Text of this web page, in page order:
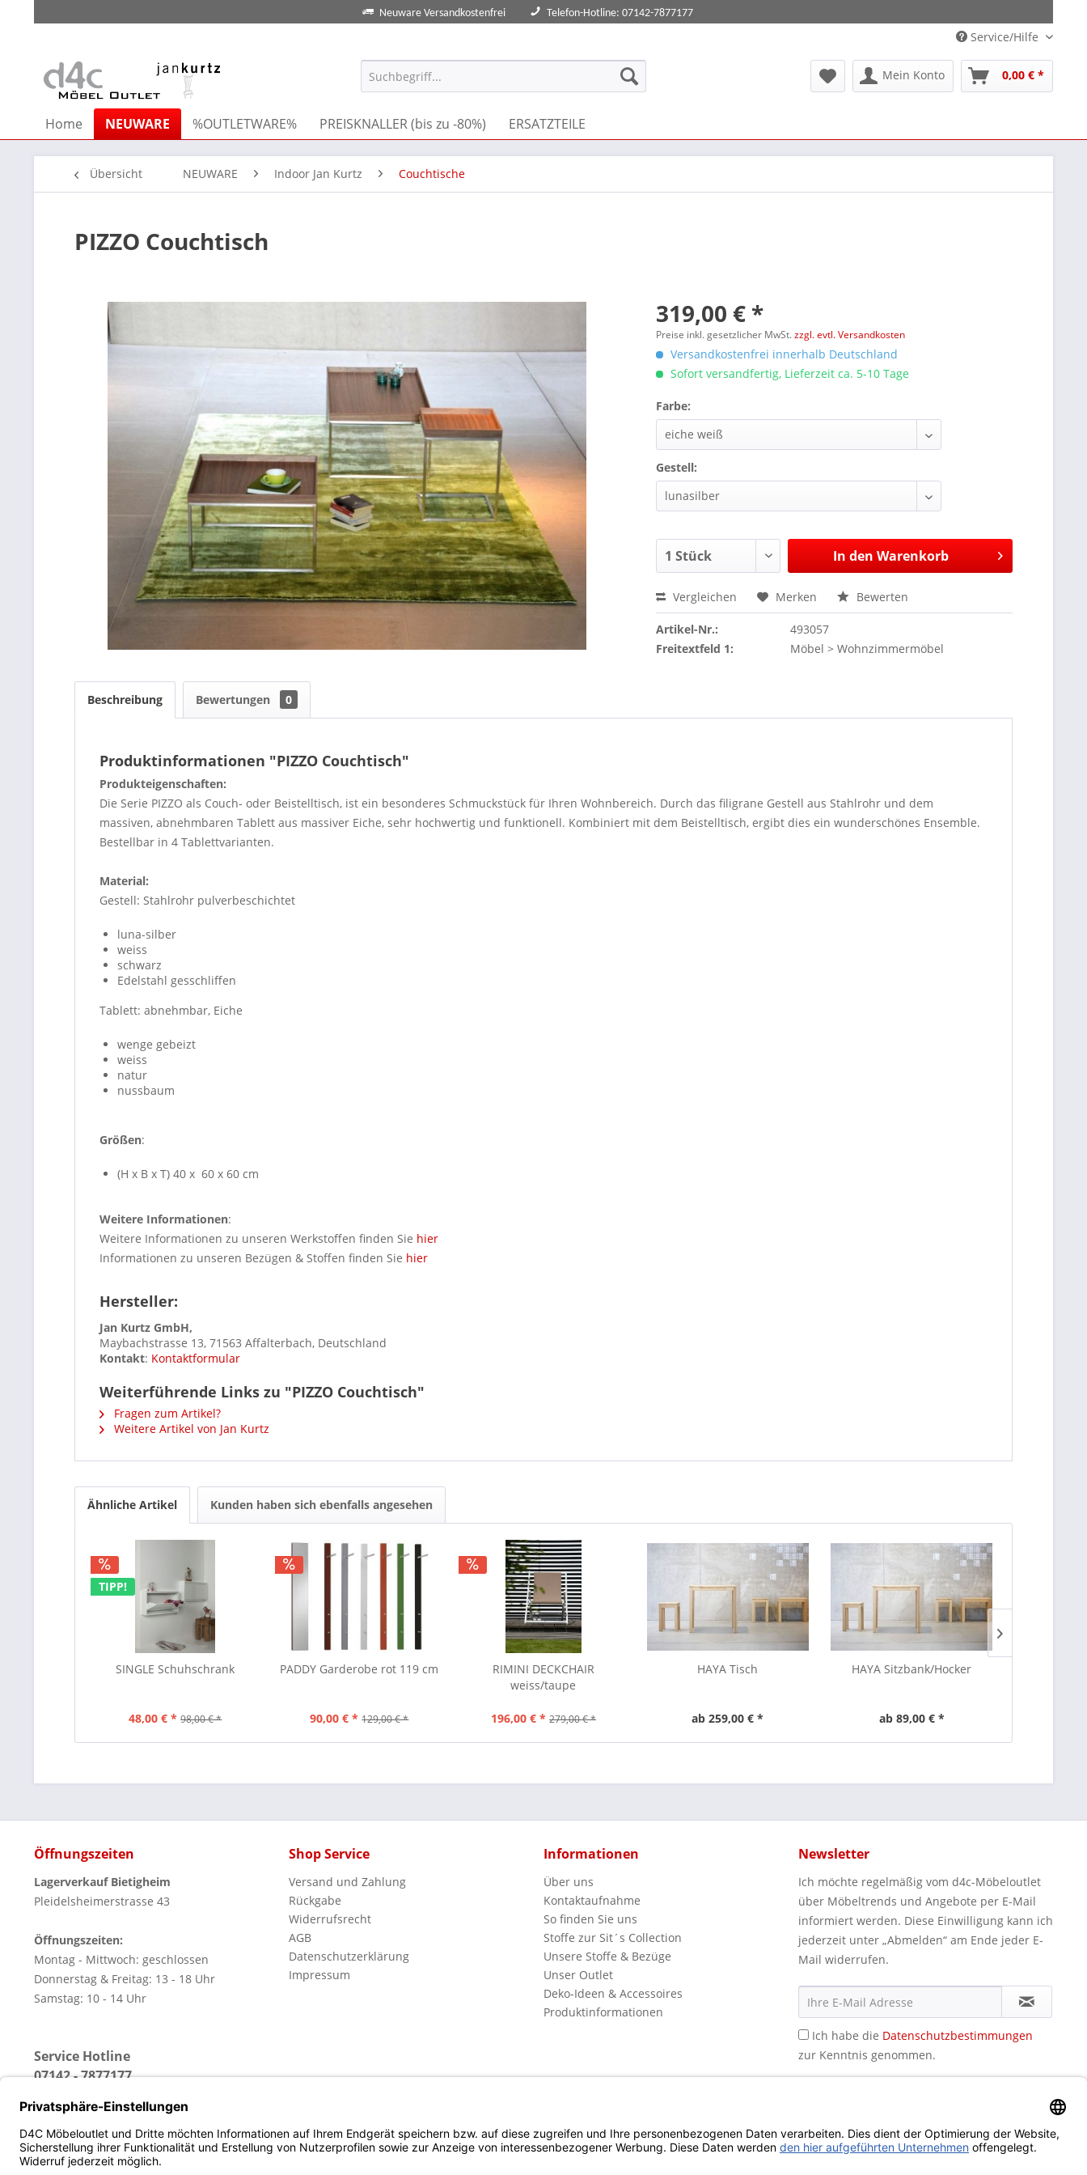
Neuware Versandkostenfrei Telefon-Hotline: 07142-7877177
Service/Hilfe
Mein Konto 0,00 € *
Home NEUWARE %OUTLETWARE% PREISKNALLER (bis zu -80%) ERSATZTEILE
Übersicht NEUWARE Indoor Jan Kurtz Couchtische
PIZZO Couchtisch
319,00 € *
Preise inkl. gesetzlicher MwSt.zzgl. evtl. Versandkosten
Versandkostenfrei innerhalb Deutschland
Sofort versandfertig, Lieferzeit ca. 5-10 Tage
Farbe:
Gestell:
In den Warenkorb
Vergleichen Merken Bewerten
Artikel-Nr.:
493057
Freitextfeld 1:
Möbel > Wohnzimmermöbel
Beschreibung Bewertungen 0
Produktinformationen "PIZZO Couchtisch"
Produkteigenschaften:
Die Serie PIZZO als Couch- oder Beistelltisch, ist ein besonderes Schmuckstück für Ihren Wohnbereich. Durch das filigrane Gestell aus Stahlrohr und dem
massiven, abnehmbaren Tablett aus massiver Eiche, sehr hochwertig und funktionell. Kombiniert mit dem Beistelltisch, ergibt dies ein wunderschönes Ensemble.
Bestellbar in 4 Tablettvarianten.
Material:
Gestell: Stahlrohr pulverbeschichtet
luna-silber
weiss
schwarz
Edelstahl gesschliffen
Tablett: abnehmbar, Eiche
wenge gebeizt
weiss
natur
nussbaum
Größen:
(H x B x T) 40 x 60 x 60 cm
Weitere Informationen:
Weitere Informationen zu unseren Werkstoffen finden Sie hier
Informationen zu unseren Bezügen & Stoffen finden Sie hier
Hersteller:
Jan Kurtz GmbH,
Maybachstrasse 13, 71563 Affalterbach, Deutschland
Kontakt: Kontaktformular
Weiterführende Links zu "PIZZO Couchtisch"
Fragen zum Artikel?
Weitere Artikel von Jan Kurtz
Ähnliche Artikel Kunden haben sich ebenfalls angesehen
TIPP!
SINGLE Schuhschrank
48,00 € * 98,00 € *
PADDY Garderobe rot 119 cm
90,00 € * 129,00 € *
RIMINI DECKCHAIR
weiss/taupe
196,00 € * 279,00 € *
HAYA Tisch
ab 259,00 € *
HAYA Sitzbank/Hocker
ab 89,00 € *
Öffnungszeiten
Lagerverkauf Bietigheim
Pleidelsheimerstrasse 43
Öffnungszeiten:
Montag - Mittwoch: geschlossen
Donnerstag & Freitag: 13 - 18 Uhr
Samstag: 10 - 14 Uhr
Service Hotline
07142 - 7877177
Shop Service
Versand und Zahlung
Rückgabe
Widerrufsrecht
AGB
Datenschutzerklärung
Impressum
Informationen
Über uns
Kontaktaufnahme
So finden Sie uns
Stoffe zur Sit´s Collection
Unsere Stoffe & Bezüge
Unser Outlet
Deko-Ideen & Accessoires
Produktinformationen
Newsletter
Ich möchte regelmäßig vom d4c-Möbeloutlet
über Möbeltrends und Angebote per E-Mail
informiert werden. Diese Einwilligung kann ich
jederzeit unter „Abmelden“ am Ende jeder E-
Mail widerrufen.
Ich habe die Datenschutzbestimmungen
zur Kenntnis genommen.